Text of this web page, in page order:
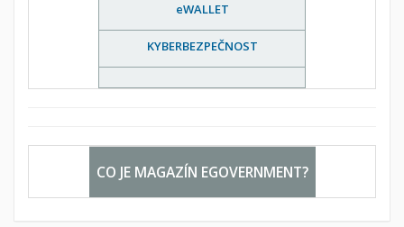
eWALLET
KYBERBEZPEČNOST
CO JE MAGAZÍN EGOVERNMENT?